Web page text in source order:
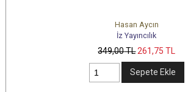
Hasan Aycın
İz Yayıncılık
349,00TL261,75 TL
Sepete Ekle